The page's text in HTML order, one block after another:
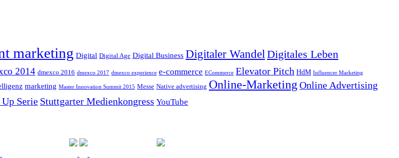
marketing Digital Digital Age Digital Business Digitaler Wandel Digitales Leben
2014 dmexco 2016 dmexco 2017 dmexco experience e-commerce ECommerce Elevator Pitch HdM Influencer Marketing
marketing Master Innovation Summit 2015 Messe Native advertising Online-Marketing Online Advertising
Serie Stuttgarter Medienkongress YouTube